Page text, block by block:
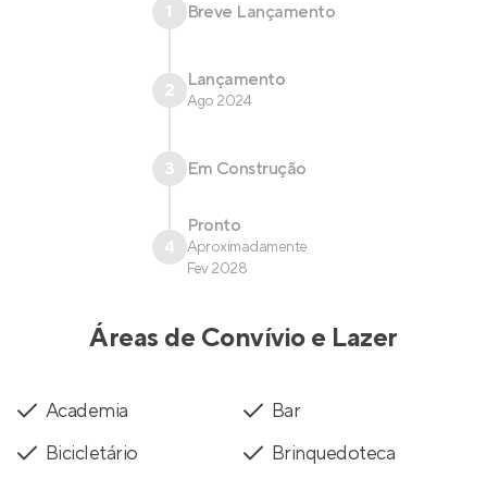
1 Breve Lançamento
2 Lançamento
Ago 2024
3 Em Construção
4
Pronto
Aproximadamente
Fev 2028
Áreas de Convívio e Lazer
Academia
Bar
Bicicletário
Brinquedoteca